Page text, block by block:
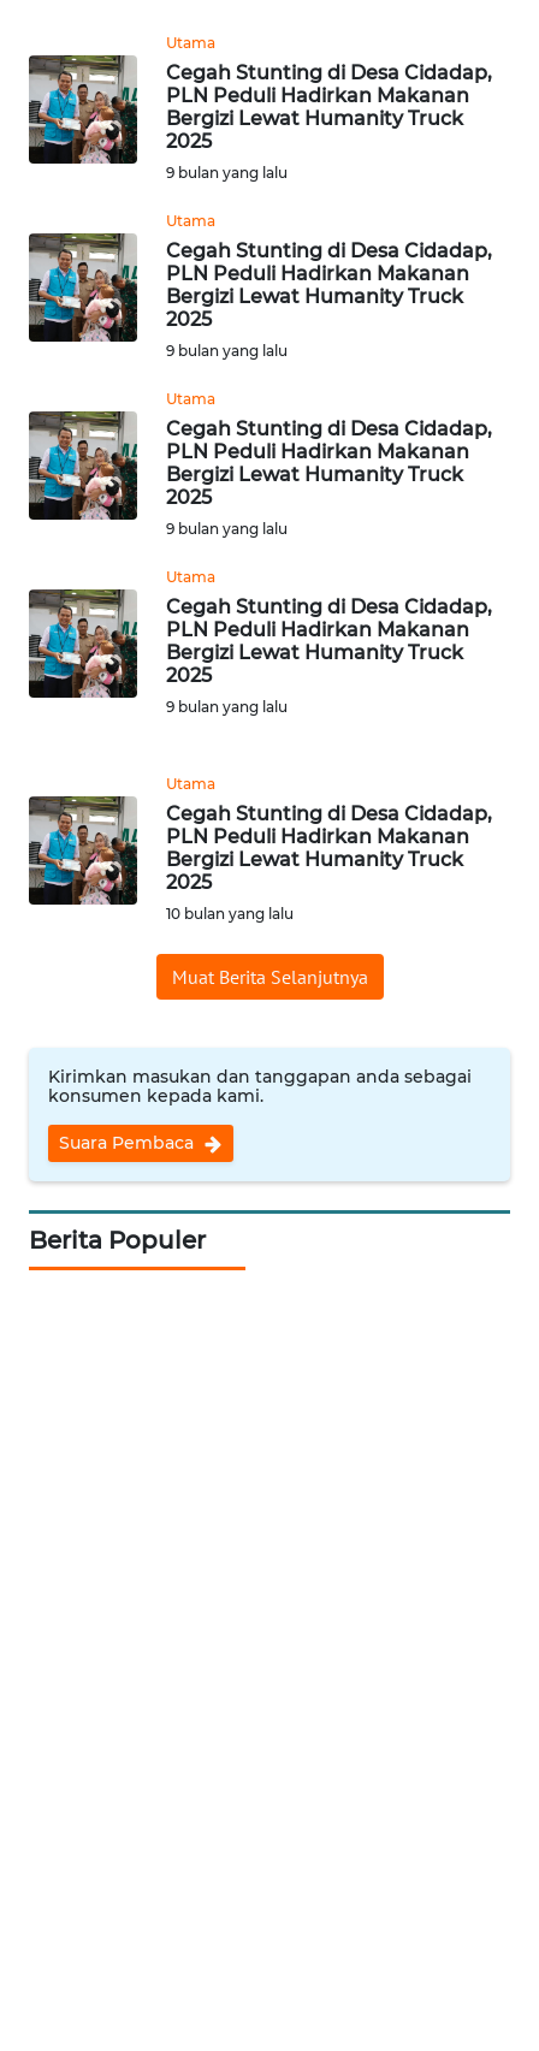
Utama
Cegah Stunting di Desa Cidadap,
PLN Peduli Hadirkan Makanan
Bergizi Lewat Humanity Truck
2025
9 bulan yang lalu
Utama
Cegah Stunting di Desa Cidadap,
PLN Peduli Hadirkan Makanan
Bergizi Lewat Humanity Truck
2025
9 bulan yang lalu
Utama
Cegah Stunting di Desa Cidadap,
PLN Peduli Hadirkan Makanan
Bergizi Lewat Humanity Truck
2025
9 bulan yang lalu
Utama
Cegah Stunting di Desa Cidadap,
PLN Peduli Hadirkan Makanan
Bergizi Lewat Humanity Truck
2025
9 bulan yang lalu
Utama
Cegah Stunting di Desa Cidadap,
PLN Peduli Hadirkan Makanan
Bergizi Lewat Humanity Truck
2025
10 bulan yang lalu
Muat Berita Selanjutnya
Kirimkan masukan dan tanggapan anda sebagai
konsumen kepada kami.
Suara Pembaca
Berita Populer
WN
SUMUT
WN
JABAR
WN
NTT
WN
PAPUA
WN
RIAU
WN
WN
NTB
WN